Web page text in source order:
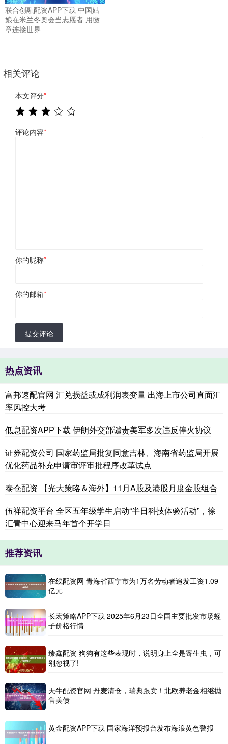
联合创融配资APP下载 中国姑
娘在米兰冬奥会当志愿者 用徽
章连接世界
相关评论
本文评分*
评论内容*
你的昵称*
你的邮箱*
提交评论
热点资讯
富邦速配官网 汇兑损益或成利润表变量 出海上市公司直面汇
率风控大考
低息配资APP下载 伊朗外交部谴责美军多次违反停火协议
证券配资公司 国家药监局批复同意吉林、海南省药监局开展
优化药品补充申请审评审批程序改革试点
泰仓配资 【光大策略＆海外】11月A股及港股月度金股组合
伍祥配资平台 全区五年级学生启动“半日科技体验活动”，徐
汇青中心迎来马年首个开学日
推荐资讯
在线配资网 青海省西宁市为1万名劳动者追发工资1.09
亿元
长宏策略APP下载 2025年6月23日全国主要批发市场蛏
子价格行情
臻鑫配资 狗狗有这些表现时，说明身上全是寄生虫，可
别忽视了!
天牛配资官网 丹麦清仓，瑞典跟卖！北欧养老金相继抛
售美债
黄金配资APP下载 国家海洋预报台发布海浪黄色警报